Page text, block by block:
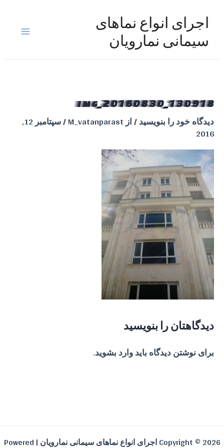
اجرای انواع نماهای
سیمانی نمارویان
Main
img_20160830_130918
دیدگاه‌ خود را بنویسید/ ازM_vatanparast
/ سپتامبر 12,
2016
دیدگاهتان را بنویسید
برای نوشتن دیدگاه بایدوارد بشوید.
Copyright © 2026 اجرای انواع نماهای سیمانی نمارویان | Powered